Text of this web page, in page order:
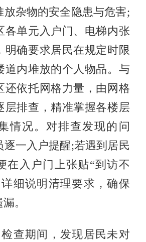
放杂物的安全隐患与危害;
各单元入户门、电梯内张
明确要求居民在规定时限
道内堆放的个人物品。与
还依托网格力量，由网格
层排查，精准掌握各楼层
情况。对排查发现的问
逐一入户提醒;若遇到居民
在入户门上张贴“到访不
细说明清理要求，确保
。
期间，发现居民未对